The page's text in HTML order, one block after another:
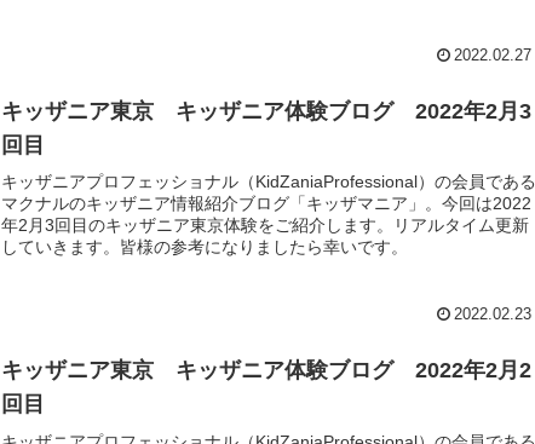
2022.02.27
キッザニア東京 キッザニア体験ブログ 2022年2月3
回目
キッザニアプロフェッショナル（KidZaniaProfessional）の会員である
マクナルのキッザニア情報紹介ブログ「キッザマニア」。今回は2022
年2月3回目のキッザニア東京体験をご紹介します。リアルタイム更新
していきます。皆様の参考になりましたら幸いです。
2022.02.23
キッザニア東京 キッザニア体験ブログ 2022年2月2
回目